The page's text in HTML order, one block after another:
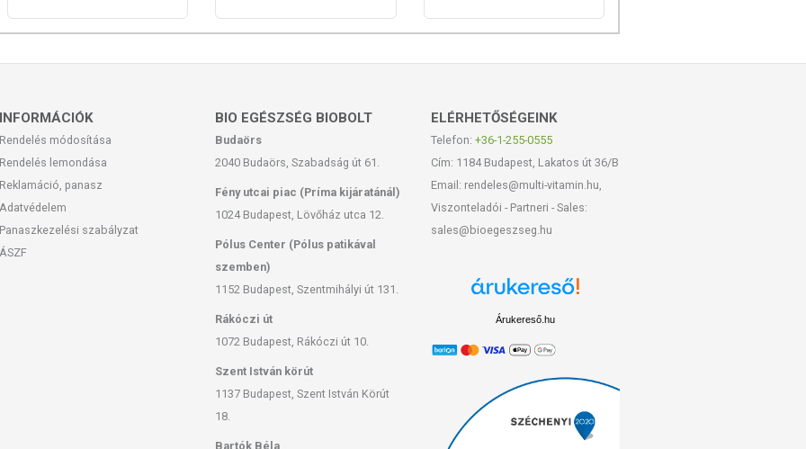
adódóan. A friss, aktuális információkat a termékek
Az ajánlott napi fogyasztási mennyiséget ne lépje túl! Ne
érzékeny vagy allergiás! Kisgyermektől elzárva
uniós szabályozás szerint élelmiszereknek minősülnek,
szolgálják, és koncentrált formában tartalmaznak
élettani hatással rendelkezhetnek, amely egyénenként
reklámozásuk során nem engedélyezett a készítményeknek
INFORMÁCIÓK
Rendelés módosítása
Rendelés lemondása
Reklamáció, panasz
Adatvédelem
Panaszkezelési szabályzat
ÁSZF
BIO EGÉSZSÉG BIOBOLT
Budaörs
2040 Budaörs, Szabadság út 61.
Fény utcai piac (Príma kijáratánál)
1024 Budapest, Lövőház utca 12.
Pólus Center (Pólus patikával
szemben)
1152 Budapest, Szentmihályi út 131.
Rákóczi út
1072 Budapest, Rákóczi út 10.
Szent István körút
1137 Budapest, Szent István Körút
18.
Bartók Béla
ELÉRHETŐSÉGEINK
Telefon: +36-1-255-0555
Cím: 1184 Budapest, Lakatos út 36/B
Email: rendeles@multi-vitamin.hu,
Viszonteladói - Partneri - Sales:
sales@bioegeszseg.hu
Árukereső.hu